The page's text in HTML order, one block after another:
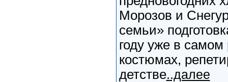
Морозов и
семьи»
году уже в самом
костюмах,
детстве..далее